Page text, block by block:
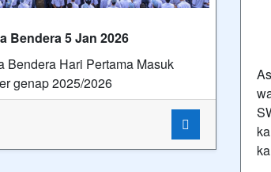
Bendera 5 Jan 2026
Bendera Hari Pertama Masuk
genap 2025/2026